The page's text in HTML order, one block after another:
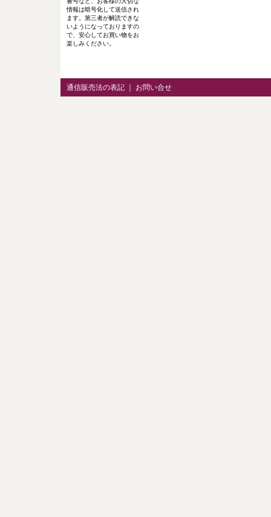
情報は暗号化して送信され
ます。第三者が解読できな
いようになっておりますの
で、安心してお買い物をお
楽しみください。
通信販売法の表記 お問い合せ